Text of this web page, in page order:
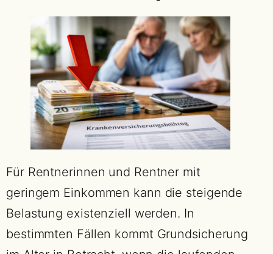
Für Rentnerinnen und Rentner mit
geringem Einkommen kann die steigende
Belastung existenziell werden. In
bestimmten Fällen kommt Grundsicherung